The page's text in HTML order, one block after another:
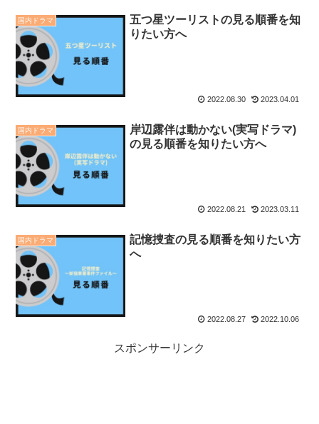
国内ドラマ
五つ星ツーリストの見る順番を知
りたい方へ
2022.08.30 2023.04.01
国内ドラマ
岸辺露伴は動かない(実写ドラマ)
の見る順番を知りたい方へ
2022.08.21 2023.03.11
国内ドラマ
記憶捜査の見る順番を知りたい方
へ
2022.08.27 2022.10.06
スポンサーリンク